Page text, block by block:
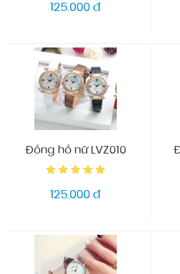
125.000 đ
Đồng hồ nữ LVZ010
125.000 đ